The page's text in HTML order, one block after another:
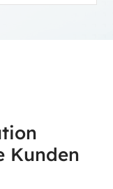
Kunden